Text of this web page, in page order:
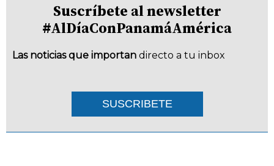
Suscríbete al newsletter
#AlDíaConPanamáAmérica
Las noticias que importan directo a tu inbox
SUSCRIBETE